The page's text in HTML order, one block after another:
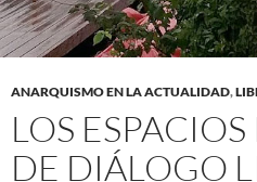
ANARQUISMO EN LA ACTUALIDAD,
LOS
DE DIÁLOGO